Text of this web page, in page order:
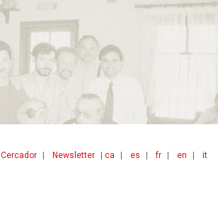
ca es fr en it
Cercador Newsletter